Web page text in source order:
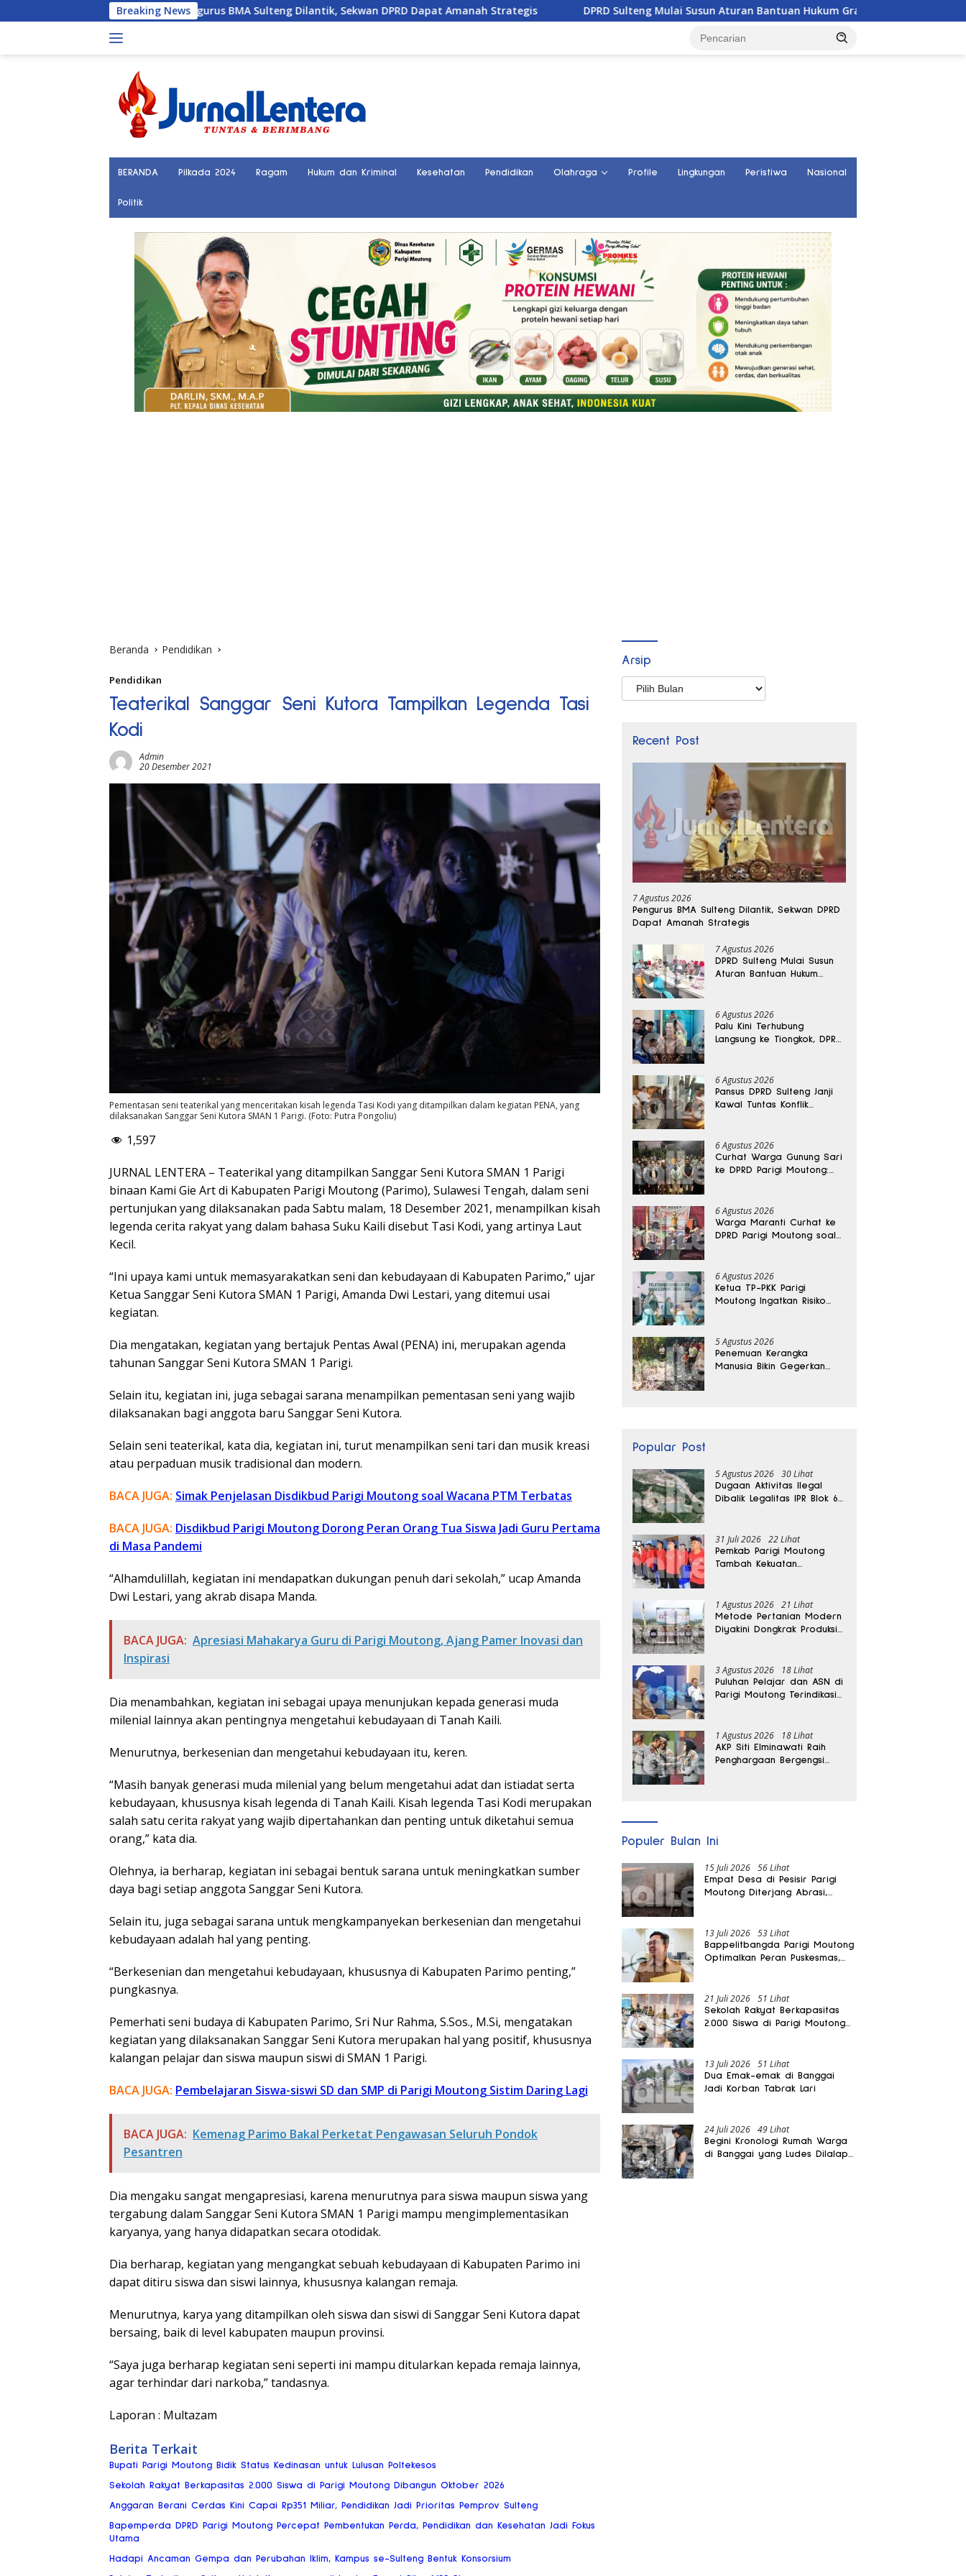
ke
Breaking News
Pengurus BMA Sulteng Dilantik, Sekwan DPRD Dapat Amanah Strategis DPRD Sulteng Mulai Susun Aturan Bantuan Hukum Gratis untuk Masyarakat
BERANDA Pilkada 2024 Ragam Hukum dan Kriminal Kesehatan Pendidikan Olahraga Profile Lingkungan Peristiwa Nasional
Politik
Beranda Pendidikan
Pendidikan
Teaterikal Sanggar Seni Kutora Tampilkan Legenda Tasi
Kodi
Admin
20 Desember 2021
Pementasan seni teaterikal yang menceritakan kisah legenda Tasi Kodi yang ditampilkan dalam kegiatan PENA, yang
dilaksanakan Sanggar Seni Kutora SMAN 1 Parigi. (Foto: Putra Pongoliu)
1,597
JURNAL LENTERA – Teaterikal yang ditampilkan Sanggar Seni Kutora SMAN 1 Parigi
binaan Kami Gie Art di Kabupaten Parigi Moutong (Parimo), Sulawesi Tengah, dalam seni
pertunjukan yang dilaksanakan pada Sabtu malam, 18 Desember 2021, menampilkan kisah
legenda cerita rakyat yang dalam bahasa Suku Kaili disebut Tasi Kodi, yang artinya Laut
Kecil.
“Ini upaya kami untuk memasyarakatkan seni dan kebudayaan di Kabupaten Parimo,” ujar
Ketua Sanggar Seni Kutora SMAN 1 Parigi, Amanda Dwi Lestari, yang ditemui usai
kegiatan.
Dia mengatakan, kegiatan yang bertajuk Pentas Awal (PENA) ini, merupakan agenda
tahunan Sanggar Seni Kutora SMAN 1 Parigi.
Selain itu, kegiatan ini, juga sebagai sarana menampilkan pementasan seni yang wajib
dilaksanakan bagi anggota baru Sanggar Seni Kutora.
Selain seni teaterikal, kata dia, kegiatan ini, turut menampilkan seni tari dan musik kreasi
atau perpaduan musik tradisional dan modern.
BACA JUGA: Simak Penjelasan Disdikbud Parigi Moutong soal Wacana PTM Terbatas
BACA JUGA: Disdikbud Parigi Moutong Dorong Peran Orang Tua Siswa Jadi Guru Pertama
di Masa Pandemi
“Alhamdulillah, kegiatan ini mendapatkan dukungan penuh dari sekolah,” ucap Amanda
Dwi Lestari, yang akrab disapa Manda.
BACA JUGA: Apresiasi Mahakarya Guru di Parigi Moutong, Ajang Pamer Inovasi dan
Inspirasi
Dia menambahkan, kegiatan ini sebagai upaya menunjukan kepada generasi muda
milenial lainnya akan pentingnya mengetahui kebudayaan di Tanah Kaili.
Menurutnya, berkesenian dan mengetahui kebudayaan itu, keren.
“Masih banyak generasi muda milenial yang belum mengetahui adat dan istiadat serta
kebudayaan, khususnya kisah legenda di Tanah Kaili. Kisah legenda Tasi Kodi merupakan
salah satu cerita rakyat yang wajib dipertahankan dan penting untuk diketahui semua
orang,” kata dia.
Olehnya, ia berharap, kegiatan ini sebagai bentuk sarana untuk meningkatkan sumber
daya bagi setiap anggota Sanggar Seni Kutora.
Selain itu, juga sebagai sarana untuk mengkampanyekan berkesenian dan mengetahui
kebudayaan adalah hal yang penting.
“Berkesenian dan mengetahui kebudayaan, khususnya di Kabupaten Parimo penting,”
pungkasnya.
Pemerhati seni budaya di Kabupaten Parimo, Sri Nur Rahma, S.Sos., M.Si, mengatakan
kegiatan yang dilaksanakan Sanggar Seni Kutora merupakan hal yang positif, khususnya
kalangan pelajar dan siswa maupun siswi di SMAN 1 Parigi.
BACA JUGA: Pembelajaran Siswa-siswi SD dan SMP di Parigi Moutong Sistim Daring Lagi
BACA JUGA: Kemenag Parimo Bakal Perketat Pengawasan Seluruh Pondok
Pesantren
Dia mengaku sangat mengapresiasi, karena menurutnya para siswa maupun siswa yang
tergabung dalam Sanggar Seni Kutora SMAN 1 Parigi mampu mengimplementasikan
karyanya, yang hanya didapatkan secara otodidak.
Dia berharap, kegiatan yang mengangkat sebuah kebudayaan di Kabupaten Parimo ini
dapat ditiru siswa dan siswi lainnya, khususnya kalangan remaja.
Menurutnya, karya yang ditampilkan oleh siswa dan siswi di Sanggar Seni Kutora dapat
bersaing, baik di level kabupaten maupun provinsi.
“Saya juga berharap kegiatan seni seperti ini mampu ditularkan kepada remaja lainnya,
agar terhindar dari narkoba,” tandasnya.
Laporan : Multazam
Berita Terkait
Bupati Parigi Moutong Bidik Status Kedinasan untuk Lulusan Poltekesos
Sekolah Rakyat Berkapasitas 2.000 Siswa di Parigi Moutong Dibangun Oktober 2026
Anggaran Berani Cerdas Kini Capai Rp351 Miliar, Pendidikan Jadi Prioritas Pemprov Sulteng
Bapemperda DPRD Parigi Moutong Percepat Pembentukan Perda, Pendidikan dan Kesehatan Jadi Fokus
Utama
Hadapi Ancaman Gempa dan Perubahan Iklim, Kampus se-Sulteng Bentuk Konsorsium
Arsip
Arsip
Recent Post
7 Agustus 2026
Pengurus BMA Sulteng Dilantik, Sekwan DPRD
Dapat Amanah Strategis
7 Agustus 2026
DPRD Sulteng Mulai Susun
Aturan Bantuan Hukum
6 Agustus 2026
Palu Kini Terhubung
Langsung ke Tiongkok, DPRD
6 Agustus 2026
Pansus DPRD Sulteng Janji
Kawal Tuntas Konflik
6 Agustus 2026
Curhat Warga Gunung Sari
ke DPRD Parigi Moutong:
6 Agustus 2026
Warga Maranti Curhat ke
DPRD Parigi Moutong soal
Bersalin
6 Agustus 2026
Ketua TP-PKK Parigi
Moutong Ingatkan Risiko
5 Agustus 2026
Penemuan Kerangka
Manusia Bikin Gegerkan
Popular Post
5 Agustus 2026 30 Lihat
Dugaan Aktivitas Ilegal
Dibalik Legalitas IPR Blok 6
31 Juli 2026 22 Lihat
Pemkab Parigi Moutong
Tambah Kekuatan
1 Agustus 2026 21 Lihat
Metode Pertanian Modern
Diyakini Dongkrak Produksi
3 Agustus 2026 18 Lihat
Puluhan Pelajar dan ASN di
Parigi Moutong Terindikasi
1 Agustus 2026 18 Lihat
AKP Siti Elminawati Raih
Penghargaan Bergengsi
Populer Bulan Ini
15 Juli 2026 56 Lihat
Empat Desa di Pesisir Parigi
Moutong Diterjang Abrasi,
13 Juli 2026 53 Lihat
Bappelitbangda Parigi Moutong
Optimalkan Peran Puskesmas,
21 Juli 2026 51 Lihat
Sekolah Rakyat Berkapasitas
2.000 Siswa di Parigi Moutong
13 Juli 2026 51 Lihat
Dua Emak-emak di Banggai
Jadi Korban Tabrak Lari
24 Juli 2026 49 Lihat
Begini Kronologi Rumah Warga
di Banggai yang Ludes Dilalap